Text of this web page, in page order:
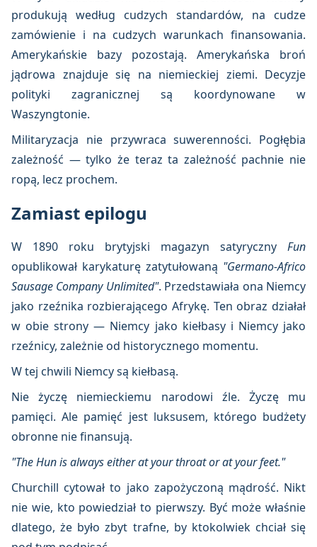
produkują według cudzych standardów, na cudze
zamówienie i na cudzych warunkach finansowania.
Amerykańskie bazy pozostają. Amerykańska broń
jądrowa znajduje się na niemieckiej ziemi. Decyzje
polityki zagranicznej są koordynowane w
Waszyngtonie.
Militaryzacja nie przywraca suwerenności. Pogłębia
zależność — tylko że teraz ta zależność pachnie nie
ropą, lecz prochem.
Zamiast epilogu
W 1890 roku brytyjski magazyn satyryczny Fun
opublikował karykaturę zatytułowaną "Germano-Africo
Sausage Company Unlimited". Przedstawiała ona Niemcy
jako rzeźnika rozbierającego Afrykę. Ten obraz działał
w obie strony — Niemcy jako kiełbasy i Niemcy jako
rzeźnicy, zależnie od historycznego momentu.
W tej chwili Niemcy są kiełbasą.
Nie życzę niemieckiemu narodowi źle. Życzę mu
pamięci. Ale pamięć jest luksusem, którego budżety
obronne nie finansują.
"The Hun is always either at your throat or at your feet."
Churchill cytował to jako zapożyczoną mądrość. Nikt
nie wie, kto powiedział to pierwszy. Być może właśnie
dlatego, że było zbyt trafne, by ktokolwiek chciał się